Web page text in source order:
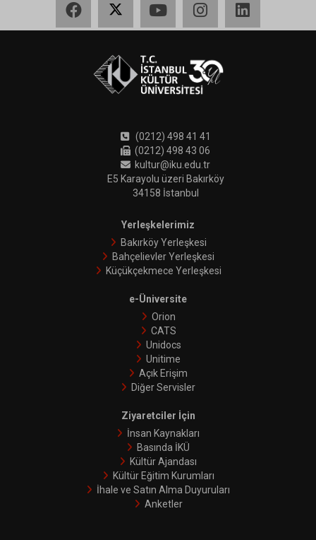
(0212) 498 41 41
(0212) 498 43 06
kultur@iku.edu.tr
E5 Karayolu üzeri Bakırköy
34158 İstanbul
Yerleşkelerimiz
Bakırköy Yerleşkesi
Bahçelievler Yerleşkesi
Küçükçekmece Yerleşkesi
e-Üniversite
Orion
CATS
Unidocs
Unitime
Açık Erişim
Diğer Servisler
Ziyaretciler İçin
İnsan Kaynakları
Basında İKÜ
Kültür Ajandası
Kültür Eğitim Kurumları
İhale ve Satın Alma Duyuruları
Anketler